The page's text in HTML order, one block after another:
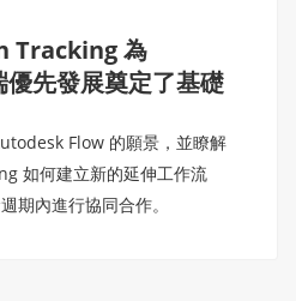
Tracking 為
先發展奠定了基礎
Flow 的願景，並瞭解
如何建立新的延伸工作流
期內進行協同合作。